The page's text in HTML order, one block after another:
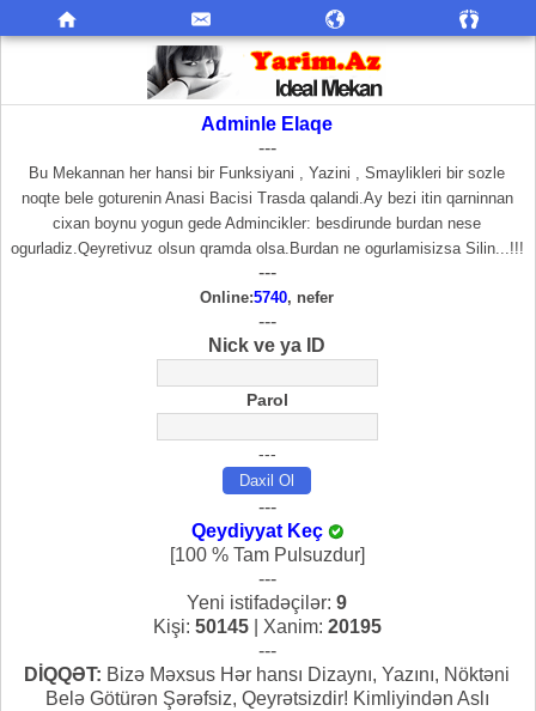
Adminle Elaqe
---
Bu Mekannan her hansi bir Funksiyani , Yazini , Smaylikleri bir sozle
noqte bele goturenin Anasi Bacisi Trasda qalandi.Ay bezi itin qarninnan
cixan boynu yogun gede Admincikler: besdirunde burdan nese
ogurladiz.Qeyretivuz olsun qramda olsa.Burdan ne ogurlamisizsa Silin...!!!
---
Online:5740, nefer
---
Nick ve ya ID
Parol
---
---
Qeydiyyat Keç
[100 % Tam Pulsuzdur]
---
Yeni istifadəçilər: 9
Kişi: 50145| Xanim: 20195
---
DİQQƏT: Bizə Məxsus Hər hansı Dizaynı, Yazını, Nöktəni
Belə Götürən Şərəfsiz, Qeyrətsizdir! Kimliyindən Aslı